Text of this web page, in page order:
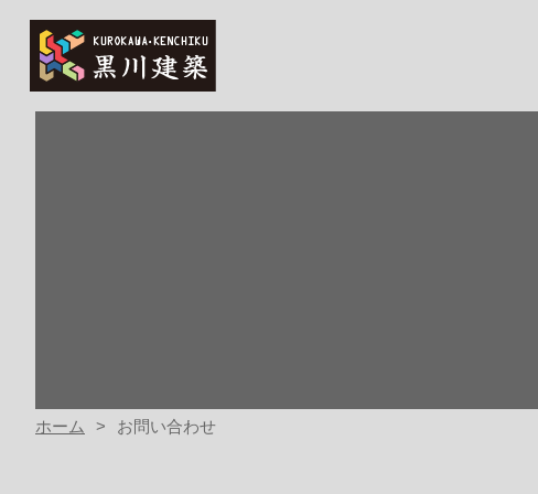
ホーム お問い合わせ